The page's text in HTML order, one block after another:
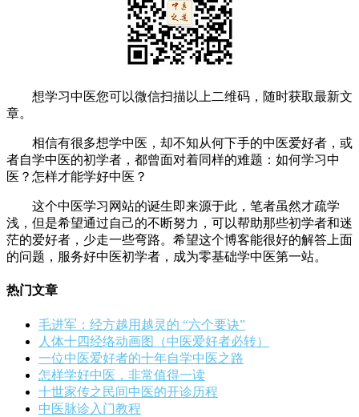
想学习中医您可以微信扫描以上二维码，随时获取最新文
章。
相信有很多想学中医，却不知从何下手的中医爱好者，或
者自学中医的初学者，都曾面对着同样的难题：如何学习中
医？怎样才能学好中医？
这个中医学习网站的诞生即来源于此，笔者虽然才疏学
浅，但是希望通过自己的不断努力，可以帮助那些初学者和迷
茫的爱好者，少走一些弯路。希望这个博客能很好的解答上面
的问题，服务好中医初学者，成为零基础学中医第一站。
热门文章
毛进军：经方越用越灵的 “六个要诀”
人体十四经络动画图（中医爱好者必转）
一位中医爱好者的十年自学中医之路
怎样学好中医，非常值得一读
十世家传之民间中医的开诊历程
中医脉诊入门教程